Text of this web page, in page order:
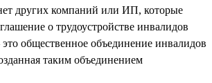
других компаний или ИП, которые
о трудоустройстве инвалидов
общественное объединение инвалидов
таким объединением